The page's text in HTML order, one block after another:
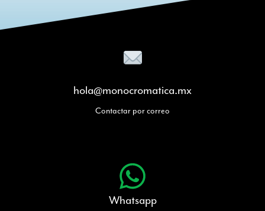
hola@monocromatica.mx
Contactar por correo
Whatsapp